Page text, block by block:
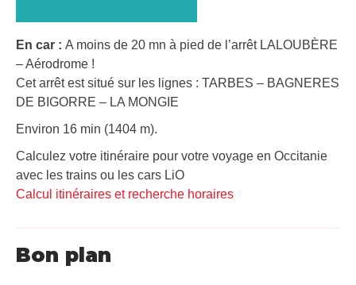
En car : A moins de 20 mn à pied de l’arrêt LALOUBÈRE
– Aérodrome !
Cet arrêt est situé sur les lignes : TARBES – BAGNERES
DE BIGORRE – LA MONGIE
Environ 16 min (1404 m).
Calculez votre itinéraire pour votre voyage en Occitanie
avec les trains ou les cars LiO
Calcul itinéraires et recherche horaires
Bon plan